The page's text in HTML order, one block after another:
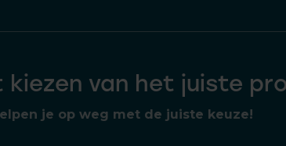
kiezen van het juiste
je op weg met de juiste keuze!